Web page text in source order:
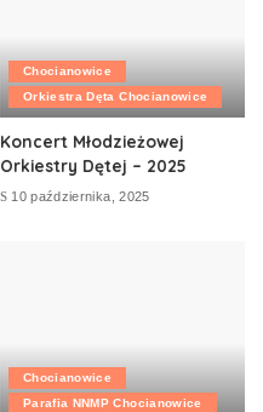
Chocianowice
Orkiestra Dęta Chocianowice
Koncert Młodzieżowej
Orkiestry Dętej – 2025
10 października, 2025
Chocianowice
Parafia NNMP Chocianowice